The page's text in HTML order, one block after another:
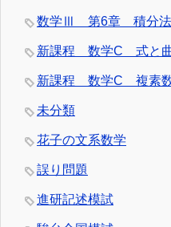
数学Ⅲ 第6章 積分
新課程 数学C 式と
新課程 数学C 複素
未分類
花子の文系数学
誤り問題
進研記述模試